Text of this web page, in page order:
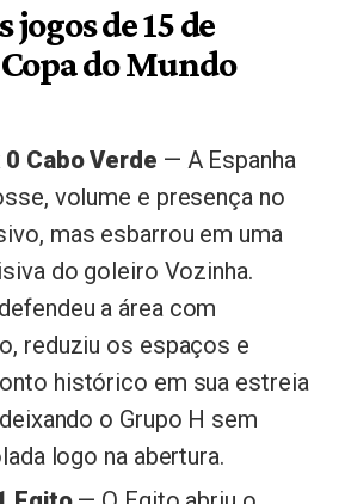
jogos de 15 de
do Mundo
0 Cabo Verde — A Espanha
volume e presença no
mas esbarrou em uma
do goleiro Vozinha.
a área com
reduziu os espaços e
histórico em sua estreia
o Grupo H sem
logo na abertura.